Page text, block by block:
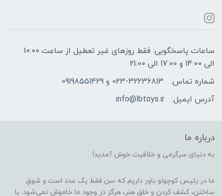
ساعات پاسخگویی: فقط روزهای غیر تعطیل از ساعت 10:00
الی 14:00 و 17:00 الی 21:00
شماره تماس:
023-32236813 و 09198551429
آدرس ایمیل:
info@lbtoys.ir
درباره ما
به دنیای سرگرمی و خلاقیت خوش آمدید!
ما در رئیس کوچولو باور داریم که سن فقط یک عدد است و شوقِ
ساختن، کشف کردن و خلق هنر، هرگز در وجود ما خاموش نمی‌شود. با